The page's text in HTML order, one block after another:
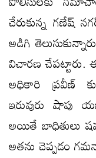
చేరుకున్న గణేష్
అడిగి
విచారణ చేపట్టారు.
అధికారి ప్రవీణ్
ఇరువురు
అయితే బాధితులు
అతను చెప్పడం